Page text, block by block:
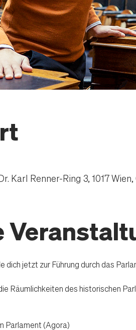
Karl Renner-Ring 3, 1017
dich jetzt zur Führung durch das
Räumlichkeiten des historischen
Parlament (Agora)